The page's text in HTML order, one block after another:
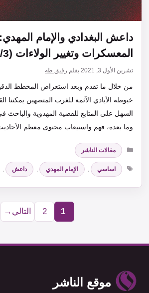
داعش البغدادي والإمام المهدي:
المعسكرات وتغيير الولاءات (3/3)
تشرين الأول 3, 2021 بقلم رفيق طه
من خلال ما تقدم وبعد استعراض المخطط
خيوطه الأيادي الآثمة للغرب المتصهين يمكننا
السهل على المتابع للقضية المهدوية والباحث
وما بعده، فهم واستيعاب محتوى معظم
التصنيفات
مقالات الناشر
الوسوم
اساسي , الإمام المهدي , داعش ,
Page
1
Page
2 التالي →
موقع الناشر